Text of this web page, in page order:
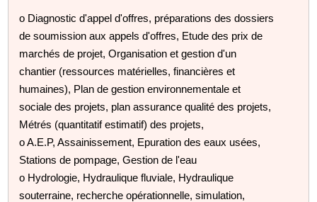
o Diagnostic d'appel d'offres, préparations des dossiers
de soumission aux appels d'offres, Etude des prix de
marchés de projet, Organisation et gestion d'un
chantier (ressources matérielles, financières et
humaines), Plan de gestion environnementale et
sociale des projets, plan assurance qualité des projets,
Métrés (quantitatif estimatif) des projets,
o A.E.P, Assainissement, Epuration des eaux usées,
Stations de pompage, Gestion de l'eau
o Hydrologie, Hydraulique fluviale, Hydraulique
souterraine, recherche opérationnelle, simulation,